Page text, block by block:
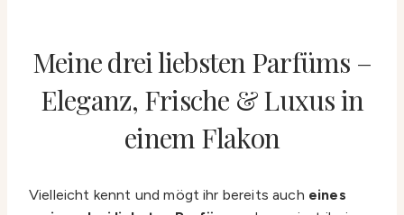
Meine drei liebsten Parfüms –
Eleganz, Frische & Luxus in
einem Flakon
Vielleicht kennt und mögt ihr bereits auch eines